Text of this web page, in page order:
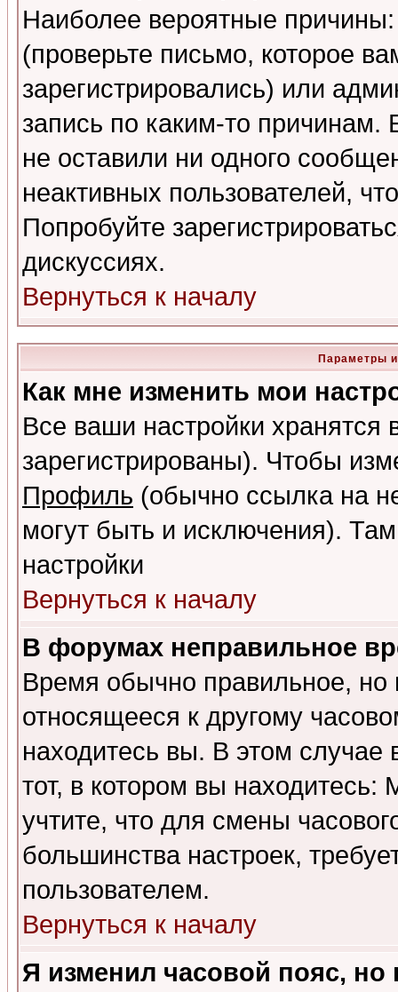
Наиболее вероятные
(проверьте письмо, которое
зарегистрировались) или
запись по каким-то
не оставили ни одного
неактивных пользователей,
Попробуйте
дискуссиях.
Вернуться к началу
Параметры
Как мне изменить мои
Все ваши настройки
зарегистрированы). Чтобы
Профиль (обычно ссылка на
могут быть и исключения).
настройки
Вернуться к началу
В форумах неправильное
Время обычно правильное,
относящееся к другому
находитесь вы. В этом
тот, в котором вы
учтите, что для смены
большинства настроек,
пользователем.
Вернуться к началу
Я изменил часовой пояс,